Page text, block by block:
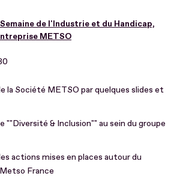
de l'Industrie et du Handicap,
METSO
la Société METSO par quelques slides et
""Diversité & Inclusion"" au sein du groupe
actions mises en places autour du
France